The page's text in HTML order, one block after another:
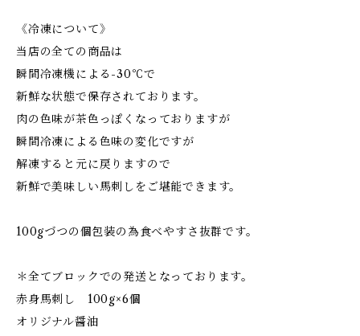
《冷凍について》
当店の全ての商品は
瞬間冷凍機による-30℃で
新鮮な状態で保存されております。
肉の色味が茶色っぽくなっておりますが
瞬間冷凍による色味の変化ですが
解凍すると元に戻りますので
新鮮で美味しい馬刺しをご堪能できます。
100gづつの個包装の為食べやすさ抜群です。
＊全てブロックでの発送となっております。
赤身馬刺し 100g×6個
オリジナル醤油